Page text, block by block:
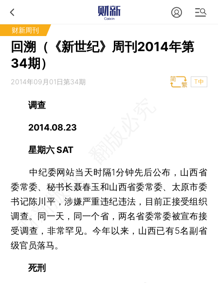
财新周刊
回溯（《新世纪》周刊2014年第
34期）
2014年09月01日第34期 T中
调查
2014.08.23
星期六 SAT
中纪委网站当天时隔1分钟先后公布，山西省
委常委、秘书长聂春玉和山西省委常委、太原市委
书记陈川平，涉嫌严重违纪违法，目前正接受组织
调查。同一天，同一个省，两名省委常委被宣布接
受调查，非常罕见。今年以来，山西已有5名副省
级官员落马。
死刑